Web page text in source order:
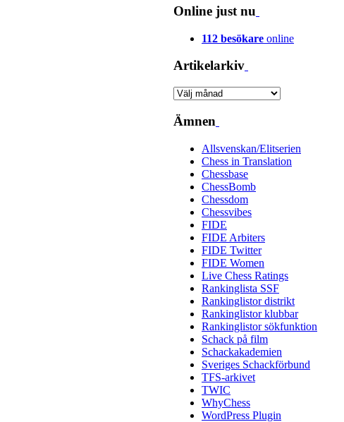
Online just nu
112 besökare online
Artikelarkiv
Artikelarkiv
Ämnen
Allsvenskan/Elitserien
Chess in Translation
Chessbase
ChessBomb
Chessdom
Chessvibes
FIDE
FIDE Arbiters
FIDE Twitter
FIDE Women
Live Chess Ratings
Rankinglista SSF
Rankinglistor distrikt
Rankinglistor klubbar
Rankinglistor sökfunktion
Schack på film
Schackakademien
Sveriges Schackförbund
TFS-arkivet
TWIC
WhyChess
WordPress Plugin